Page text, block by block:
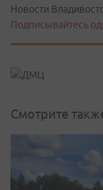
Новости
Подписывайтесь
Смотрите